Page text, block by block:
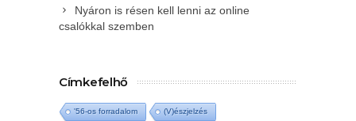
Nyáron is résen kell lenni az online
csalókkal szemben
Címkefelhő
'56-os forradalom (V)észjelzés